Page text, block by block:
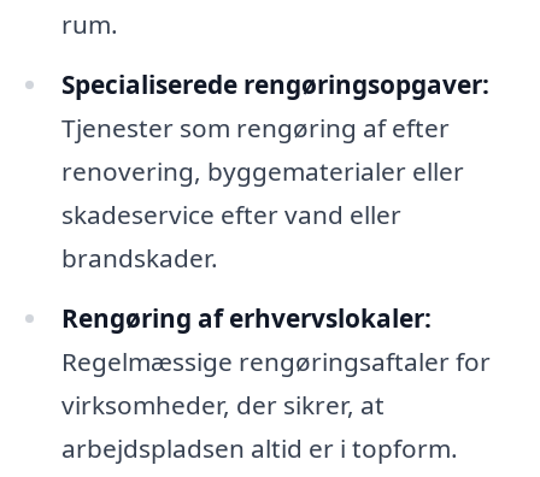
rum.
Specialiserede rengøringsopgaver:
Tjenester som rengøring af efter
renovering, byggematerialer eller
skadeservice efter vand eller
brandskader.
Rengøring af erhvervslokaler:
Regelmæssige rengøringsaftaler for
virksomheder, der sikrer, at
arbejdspladsen altid er i topform.